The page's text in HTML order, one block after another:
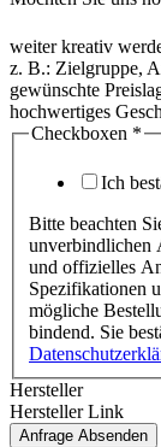
weiter kreativ
z. B.: Zielgruppe,
gewünschte
hochwertiges
Checkboxen *
Ich
Bitte beachten
unverbindlichen
und offizielles
Spezifikationen
mögliche
bindend. Sie
Hersteller
Hersteller Link
Anfrage Absenden